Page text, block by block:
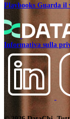
Sales Intelligence
Playbooks Guarda il
Informativa sulla